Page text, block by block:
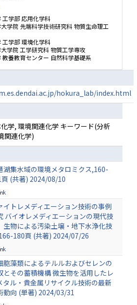
工学部 応用化学科
学院 先端科学技術研究科 物質生命理工
工学部 環境化学科
学院 工学研究科 物質工学専攻
教養教育センター 自然科学基礎系
hokura_lab/index.html
学, 環境関連化学 キーワード(分析
関連化学)
湖集水域の環境メタロミクス,160-
(共著) 2024/08/10
イトレメディエーション技術の事例
バイオレメディエーションの現代技
物による汚染土壌・地下水浄化技
180頁 (共著) 2024/07/26
胞藻類によるテルルおよびセレンの
とその蓄積機構 微生物を活用したレ
タル・貴金属リサイクル技術の最新
動向 (単著) 2024/03/31